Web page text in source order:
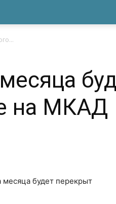
на МКАД
месяца будет перекрыт